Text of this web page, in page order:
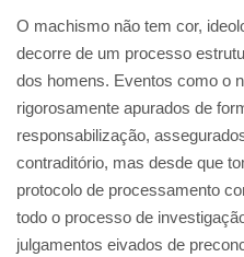
O machismo não tem cor,
decorre de um processo
dos homens. Eventos como o
rigorosamente apurados de
responsabilização,
contraditório, mas desde que
protocolo de processamento
todo o processo de
julgamentos eivados de